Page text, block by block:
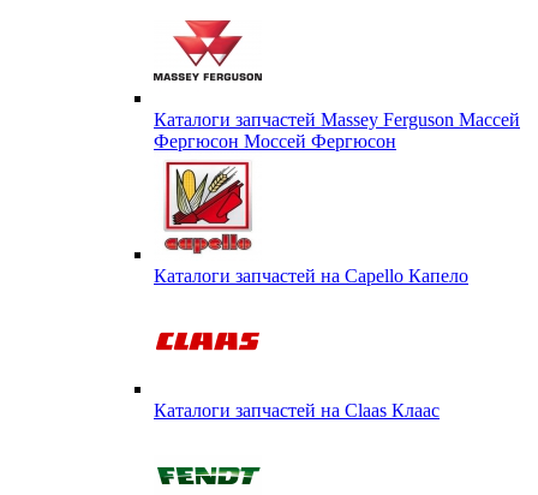
Каталоги запчастей Massey Ferguson Массей
Фергюсон Моссей Фергюсон
Каталоги запчастей на Capello Капело
Каталоги запчастей на Claas Клаас